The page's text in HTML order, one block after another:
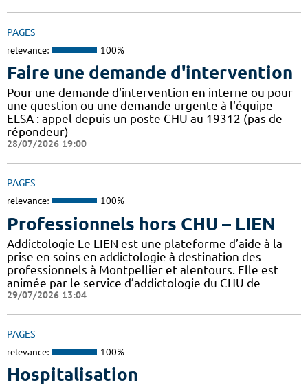
PAGES
relevance: 100%
Faire une demande d'intervention
Pour une demande d'intervention en interne ou pour
une question ou une demande urgente à l'équipe
ELSA : appel depuis un poste CHU au 19312 (pas de
répondeur)
28/07/2026 19:00
PAGES
relevance: 100%
Professionnels hors CHU – LIEN
Addictologie Le LIEN est une plateforme d’aide à la
prise en soins en addictologie à destination des
professionnels à Montpellier et alentours. Elle est
animée par le service d’addictologie du CHU de
29/07/2026 13:04
PAGES
relevance: 100%
Hospitalisation